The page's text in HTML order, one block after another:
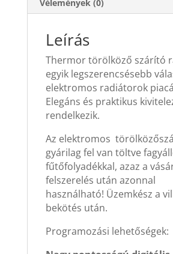
Vélemények (0)
Leírás
Thermor törölköző szárító
egyik legszerencsésebb
elektromos radiátorok
Elegáns és praktikus
rendelkezik.
Az elektromos
gyárilag fel van töltve
fűtőfolyadékkal, azaz a
felszerelés után azonnal
használható! Üzemkész a
bekötés után.
Programozási lehetőségek: